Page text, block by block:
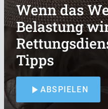
Wenn das
Belastung
Tipps
play_arrow ABSPIELEN